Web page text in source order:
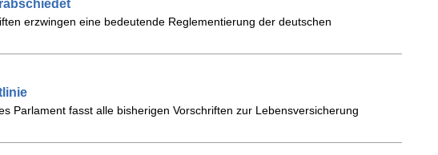
erzwingen eine bedeutende Reglementierung der deutschen
Parlament fasst alle bisherigen Vorschriften zur Lebensversicherung